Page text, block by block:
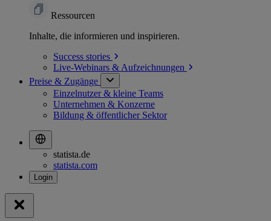
Ressourcen
Inhalte, die informieren und inspirieren.
Success stories
Live-Webinars & Aufzeichnungen
Preise & Zugänge
Einzelnutzer & kleine Teams
Unternehmen & Konzerne
Bildung & öffentlicher Sektor
statista.de
statista.com